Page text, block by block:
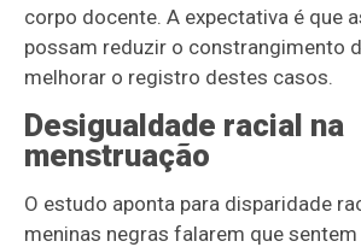
corpo docente. A expectativa é que
possam reduzir o constrangimento
melhorar o registro destes casos.
Desigualdade racial na
menstruação
O estudo aponta para disparidade
meninas negras falarem que